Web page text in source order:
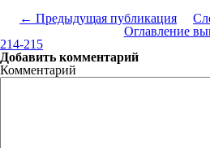
← Предыдущая публикация
Оглавление
214-215
Добавить комментарий
Комментарий